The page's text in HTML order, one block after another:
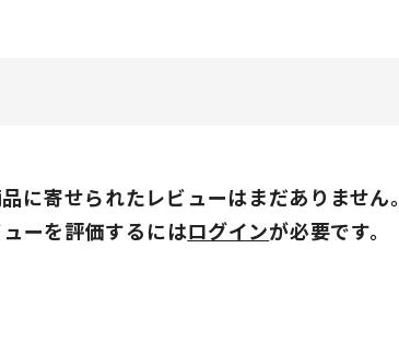
に寄せられたレビューはまだありません。
ーを評価するにはログインが必要です。